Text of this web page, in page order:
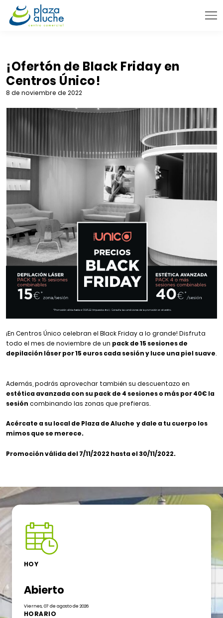
TIENDAS
VENTA TELEFÓNICA
CONTACTO
¡Ofertón de Black Friday en
Centros Único!
8 de noviembre de 2022
¡En Centros Único celebran el Black Friday a lo grande! Disfruta
todo el mes de noviembre de un pack de 15 sesiones de
depilación láser por 15 euros cada sesión y luce una piel suave.
Además, podrás aprovechar también su descuentazo en
estética avanzada con su pack de 4 sesiones o más por 40€ la
sesión combinando las zonas que prefieras.
Acércate a su local de Plaza de Aluche y dale a tu cuerpo los
mimos que se merece.
Promoción válida del 7/11/2022 hastael30/11/2022.
HOY
Abierto
Viernes, 07 de agosto de 2026
HORARIO